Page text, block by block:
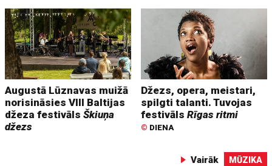
Augustā Lūznavas muižā
norisināsies VIII Baltijas
džeza festivālsŠkiuņa
džezs
Džezs, opera, meistari,
spilgti talanti. Tuvojas
festivālsRīgas ritmi
© DIENA
Vairāk MŪZIKA